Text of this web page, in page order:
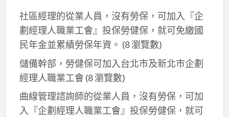
社區經理的從業人員，沒有勞保，可加入『企
劃經理人職業工會』投保勞健保，就可免繳國
民年金並累績勞保年資。 (8 瀏覽數)
儲備幹部，勞健保可加入台北市及新北巿企劃
經理人職業工會 (8 瀏覽數)
曲線管理諮詢師的從業人員，沒有勞保，可加
入『企劃經理人職業工會』投保勞健保，就可